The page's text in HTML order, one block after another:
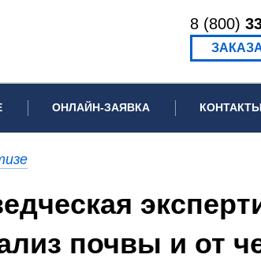
8 (800)
экспертиза
экспертиз
ОНЛАЙН-ЗАЯВКА
Заявка на проведение рецензии
КОНТАКТЫ
почвы и от